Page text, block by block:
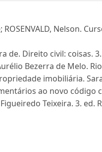
ROSENVALD, Nelson.
de. Direito civil: coisas.
Bezerra de Melo.
imobiliária.
ao novo código
Teixeira. 3. ed.